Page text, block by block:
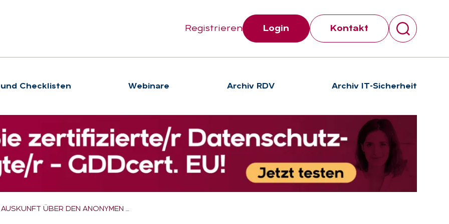
Suchen
Registrieren Login Kontakt
Checklisten We­bi­na­re Archiv RDV Archiv IT-Sicherheit
AUSKUNFT ÜBER DEN ANONYMEN …